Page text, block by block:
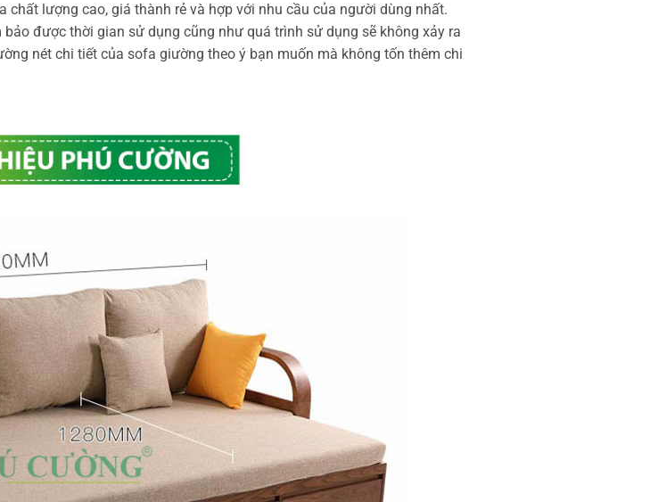
lượng cao, giá thành rẻ và hợp với nhu cầu của người dùng nhất.
được thời gian sử dụng cũng như quá trình sử dụng sẽ không xảy ra
nét chi tiết của sofa giường theo ý bạn muốn mà không tốn thêm chi